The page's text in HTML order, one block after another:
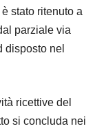
stato ritenuto a
parziale via
disposto nel
ricettive del
si concluda nei